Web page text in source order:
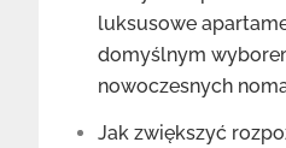
luksusowe
domyślnym
nowoczesnych
Jak zwiększyć